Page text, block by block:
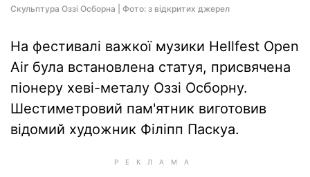
Скульптура Оззі Осборна | Фото: з відкритих джерел
На фестивалі важкої музики Hellfest Open
Air була встановлена статуя, присвячена
піонеру хеві-металу Оззі Осборну.
Шестиметровий пам'ятник виготовив
відомий художник Філіпп Паскуа.